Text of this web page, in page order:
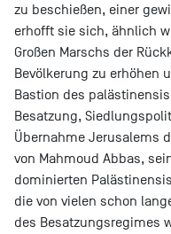
zu beschießen, einer
erhofft sie sich, ähnlich
Großen Marschs der
Bevölkerung zu erhöhen
Bastion des
Besatzung,
Übernahme Jerusalems
von Mahmoud Abbas,
dominierten
die von vielen schon
des Besatzungsregimes